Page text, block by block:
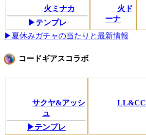
火ミナカ
▶テンプレ
火ド
ーナ
▶夏休みガチャの当たりと最新情報
コードギアスコラボ
サクヤ&アッシ
ュ
▶テンプレ
LL&CC